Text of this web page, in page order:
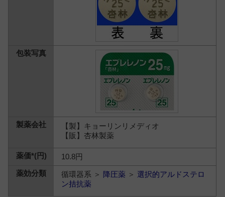
【製】キョーリンリメディオ
【販】杏林製薬
10.8円
循環器系 ＞ 降圧薬 ＞選択的アルドステロ
ン拮抗薬